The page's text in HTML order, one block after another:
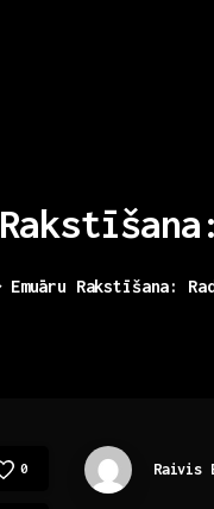
Rakstīšana:
Emuāru Rakstīšana:
0 Raivis